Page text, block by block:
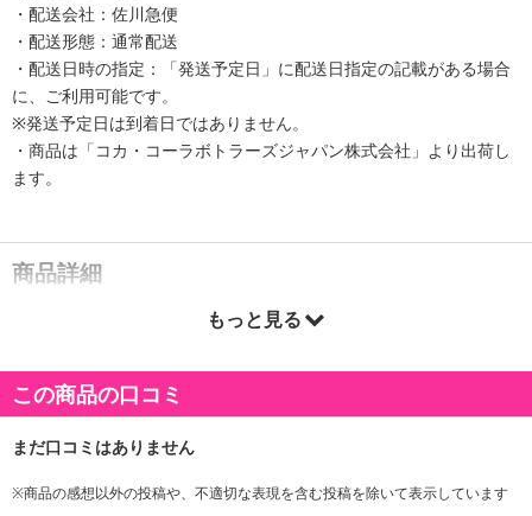
・配送会社：佐川急便
・配送形態：通常配送
・配送日時の指定：「発送予定日」に配送日指定の記載がある場合
に、ご利用可能です。
※発送予定日は到着日ではありません。
・商品は「コカ・コーラボトラーズジャパン株式会社」より出荷し
ます。
商品詳細
1958年に発売されて以来、フルーティーなおいしさとはじける炭酸
ニューアルして登場！
まるごと果実エキスが入った爽やかなオレンジフレーバーが、より
パッケージもファンタらしく、よりポップで楽しさが感じられる、
気分を上げたいときにぴったりな新デザインを採用。
もっと見る
この商品の口コミ
※商品の感想以外の投稿や、不適切な表現を含む投稿を除いて表示しています